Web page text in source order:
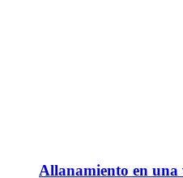
Allanamiento en